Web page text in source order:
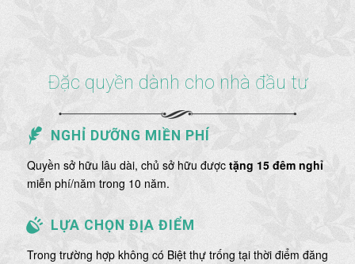
Đặc quyền dành cho nhà đầu tư
NGHỈ DƯỠNG MIỀN PHÍ
Quyền sở hữu lâu dài, chủ sở hữu được tặng 15 đêm nghỉ
miễn phí/năm trong 10 năm.
LỰA CHỌN ĐỊA ĐIỂM
Trong trường hợp không có Biệt thự trống tại thời điểm đăng